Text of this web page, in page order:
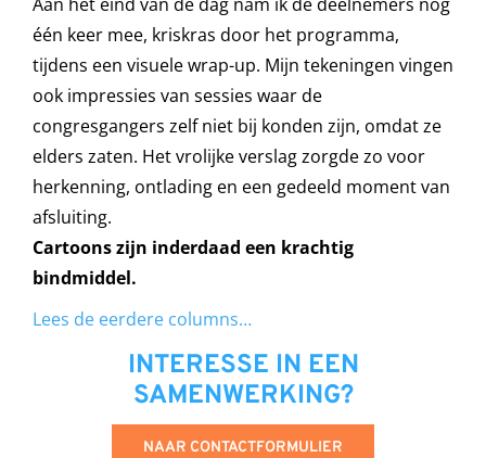
één keer mee, kriskras door het programma,
tijdens een visuele wrap-up. Mijn tekeningen vingen
ook impressies van sessies waar de
congresgangers zelf niet bij konden zijn, omdat ze
elders zaten. Het vrolijke verslag zorgde zo voor
herkenning, ontlading en een gedeeld moment van
afsluiting.
Cartoons zijn inderdaad een krachtig
bindmiddel.
Lees de eerdere columns…
INTERESSE IN EEN
SAMENWERKING?
NAAR CONTACTFORMULIER